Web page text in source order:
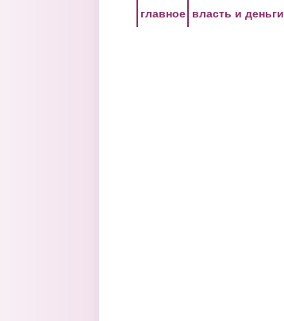
главное власть и деньги